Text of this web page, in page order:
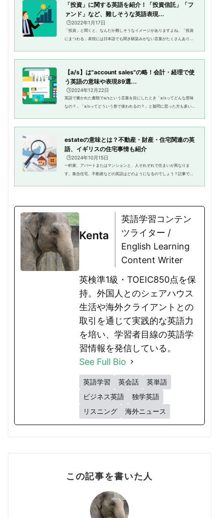
「投資」に関する英語を紹介！「投資信託」「フ
ァンド」など、難しそうな英語表現...
🕒️2022年1月17日
「投資」と聞くと、なんだか難しそうなイメージがありますよね。「投資
にまつわる」表現には日本語でも聞き馴染みがない言葉がたくさんありま
【a/s】は"account sales"の略！会計・経理で使
う英語の意味や表現89選...
🕒️2024年12月22日
英語で書かれた書類でa/sという言葉を目にしたとき「a/sってどんな意味
なの？」「a/sってどういう形で使われるの？」と疑問に思った方も多いの
estateの意味とは？不動産・財産・住宅関連の英
語、イギリスの住宅事情も紹介
🕒️2024年10月15日
一軒家、アパートまたはマンションと、人それぞれで住まいが異なりま
す。集合住宅、不動産などの英語はどのようになるのでしょう？記事で
Kenta
英語学習コンテン
ツライター /
English Learning
Content Writer
英検準1級・TOEIC850点を保
持。外国人とのシェアハウス
生活や海外クライアントとの
取引を通じて実践的な英語力
を培い、学習者目線の英語学
習情報を発信している。
See Full Bio
英語学習 英会話
英単語
ビジネス英語
独学英語
リスニング
海外ニュース
この記事を書いた人